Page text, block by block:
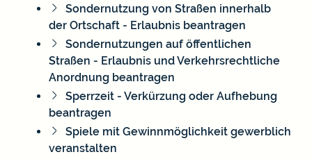
Sondernutzung von Straßen innerhalb
der Ortschaft - Erlaubnis beantragen
Sondernutzungen auf öffentlichen
Straßen - Erlaubnis und Verkehrsrechtliche
Anordnung beantragen
Sperrzeit - Verkürzung oder Aufhebung
beantragen
Spiele mit Gewinnmöglichkeit gewerblich
veranstalten